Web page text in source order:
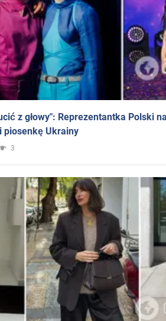
z głowy": Reprezentantka Polski
piosenkę Ukrainy
3